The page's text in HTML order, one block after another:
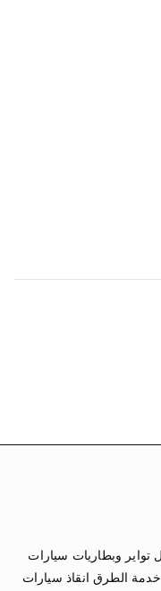
خدمة المساعدة على الطريق 50805535 خدمة الطرق انقاذ سيارات